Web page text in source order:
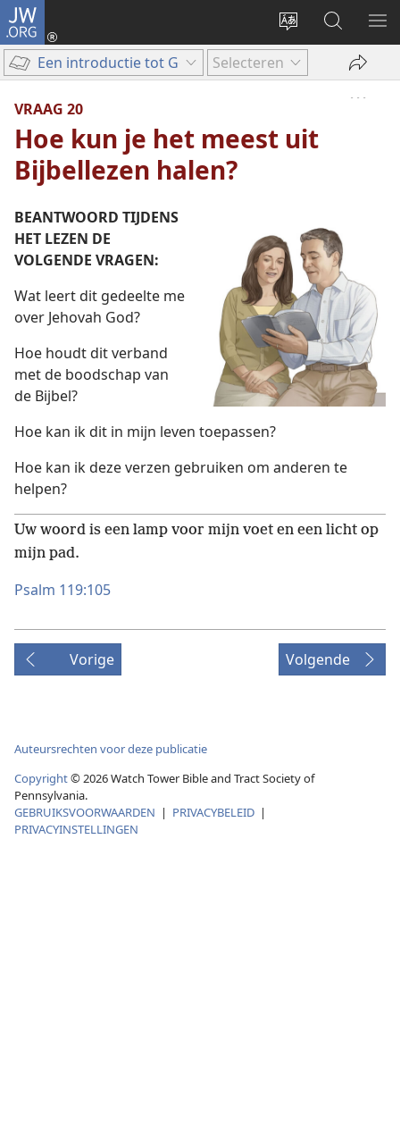
JW.ORG
Taal
site
wijzigen
Inloggen
(opent
nieuw
venster)
Zoeken
JW.ORG
Een introductie tot Gods Woord
Selecteren
VRAAG 20
Hoe kun je het meest uit
Bijbellezen halen?
BEANTWOORD TIJDENS
HET LEZEN DE
VOLGENDE VRAGEN:
Wat leert dit gedeelte me
over Jehovah God?
Hoe houdt dit verband
met de boodschap van
de Bijbel?
Hoe kan ik dit in mijn leven toepassen?
Hoe kan ik deze verzen gebruiken om anderen te
helpen?
Uw woord is een lamp voor mijn voet en een licht op
mijn pad.
Psalm 119:105
Vorige Volgende
Auteursrechten voor deze publicatie
Copyright© 2026 Watch Tower Bible and Tract Society of
Pennsylvania.
GEBRUIKSVOORWAARDEN | PRIVACYBELEID |
PRIVACYINSTELLINGEN